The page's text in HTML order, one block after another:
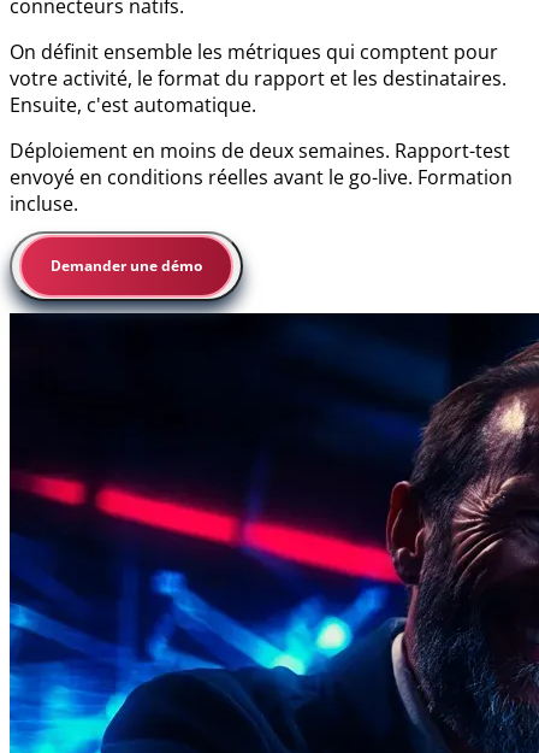
connecteurs natifs.
On définit ensemble les métriques qui comptent pour
votre activité, le format du rapport et les destinataires.
Ensuite, c'est automatique.
Déploiement en moins de deux semaines. Rapport-test
envoyé en conditions réelles avant le go-live. Formation
incluse.
Demander une démo